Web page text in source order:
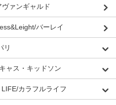
ァンギャルド
バーレイ
リ
ャス・キッドソン
カラフルライフ